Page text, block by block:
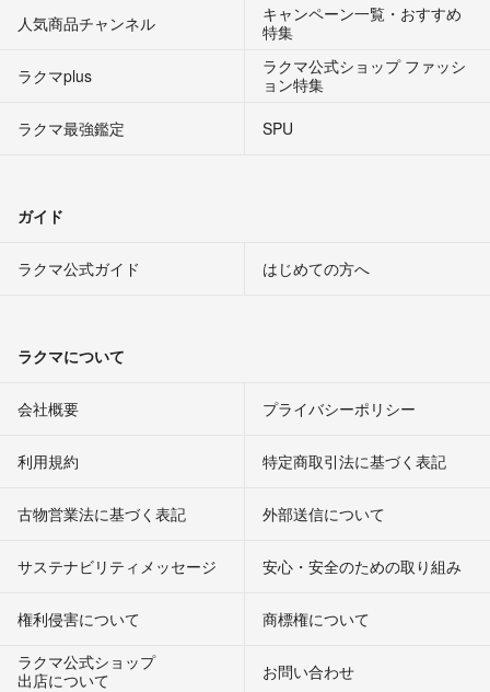
人気商品チャンネル
キャンペーン一覧・おすすめ
特集
ラクマplus
ラクマ公式ショップ ファッシ
ョン特集
ラクマ最強鑑定
SPU
ガイド
ラクマ公式ガイド はじめての方へ
ラクマについて
会社概要 プライバシーポリシー
利用規約 特定商取引法に基づく表記
古物営業法に基づく表記 外部送信について
サステナビリティメッセージ 安心・安全のための取り組み
権利侵害について
商標権について
ラクマ公式ショップ
出店について
お問い合わせ